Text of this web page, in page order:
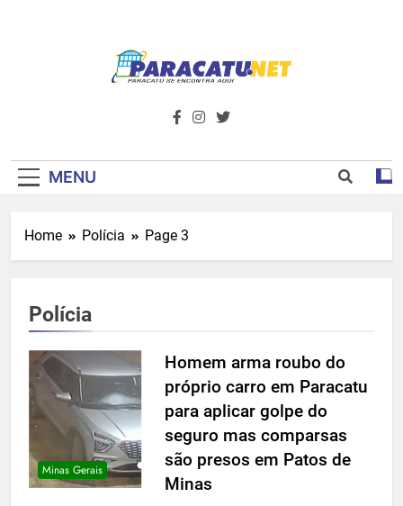
Paracatu.net –
Notícias E
Primeiro Do
além de tudo sobre esportes e
MENU
Home Polícia Page 3
Polícia
Minas Gerais
Homem arma roubo do
próprio carro em Paracatu
para aplicar golpe do
seguro mas comparsas
são presos em Patos de
Minas